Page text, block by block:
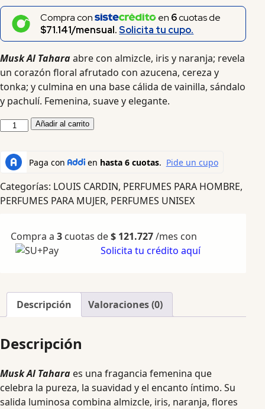
Compra con en 6cuotas de
$71.141/mensual.Solicita tu cupo.
Musk Al Taharaabre con almizcle, iris y naranja; revela
un corazón floral afrutado con azucena, cereza y
tonka; y culmina en una base cálida de vainilla, sándalo
y pachulí. Femenina, suave y elegante.
Añadir al carrito
Categorías: LOUIS CARDIN, PERFUMES PARA HOMBRE,
PERFUMES PARA MUJER, PERFUMES UNISEX
Compra a 3 cuotas de$ 121.727/mes con
Solicita tu crédito aquí
Descripción Valoraciones (0)
Descripción
Musk Al Tahara es una fragancia femenina que
celebra la pureza, la suavidad y el encanto íntimo. Su
salida luminosa combina almizcle, iris, naranja, flores